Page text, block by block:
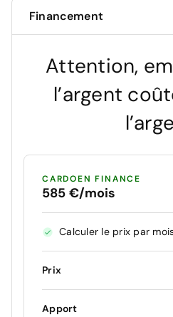
Financement
Attention,
l’argent
CARDOEN FINANCE
585 €/mois
Calculer le prix par
Prix
Apport